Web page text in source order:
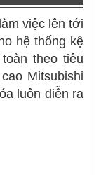
việc lên tới
hệ thống kệ
theo tiêu
Mitsubishi
luôn diễn ra